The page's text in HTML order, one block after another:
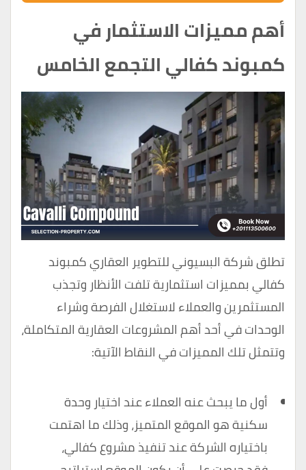
أهم مميزات الاستثمار في
كمبوند كفالي التجمع الخامس
تطلق شركة البسيوني للتطوير العقاري كمبوند
كفالي بمميزات استثمارية تلفت الأنظار وتجذب
المستثمرين والعملاء لاستغلال الفرصة وشراء
الوحدات في أحد أهم المشروعات العقارية المتكاملة،
وتتمثل تلك المميزات في النقاط الآتية:
أول ما يبحث عنه العملاء عند اختيار وحدة
سكنية هو الموقع المتميز، وذلك ما اهتمت
باختياره الشركة عند تنفيذ مشروع كفالي،